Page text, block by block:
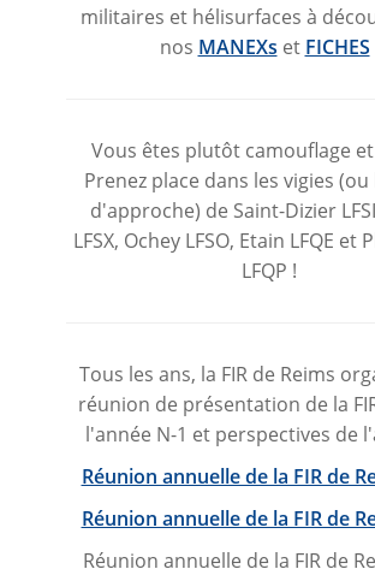
militaires et hélisurfaces à
nos MANEXs et FICHES
Vous êtes plutôt camouflage
Prenez place dans les vigies (ou
d'approche) de Saint-Dizier
LFSX, Ochey LFSO, Etain LFQE et
LFQP !
Tous les ans, la FIR de Reims
réunion de présentation de la
l'année N-1 et perspectives de
Réunion annuelle de la FIR de
Réunion annuelle de la FIR de
Réunion annuelle de la FIR de